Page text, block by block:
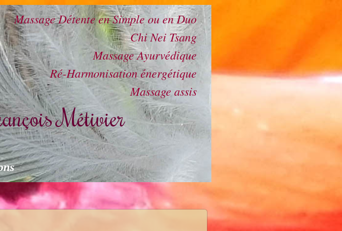
Massage Détente en Simple ou en Duo
Chi Nei Tsang
Massage Ayurvédique
Ré-Harmonisation énergétique
Massage assis
Métivier